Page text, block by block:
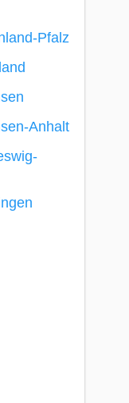
Pfalz
Anhalt